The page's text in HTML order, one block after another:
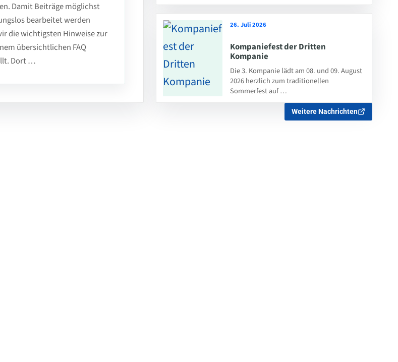
Damit Beiträge möglichst
bearbeitet werden
die wichtigsten Hinweise zur
übersichtlichen FAQ
Dort …
26. Juli 2026
Kompaniefest der Dritten
Kompanie
Die 3. Kompanie lädt am 08. und 09. August
2026 herzlich zum traditionellen
Sommerfest auf …
Weitere Nachrichten